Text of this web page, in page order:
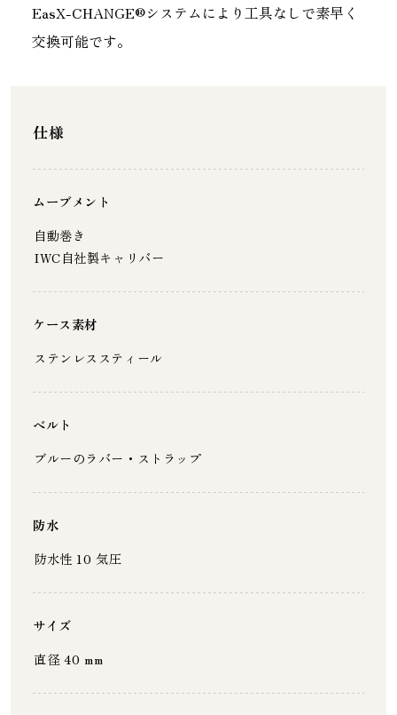
EasX-CHANGE®システムにより工具なしで素早く
交換可能です。
仕様
ムーブメント
自動巻き
IWC自社製キャリバー
ケース素材
ステンレススティール
ベルト
ブルーのラバー・ストラップ
防水
防水性 10 気圧
サイズ
直径 40 mm